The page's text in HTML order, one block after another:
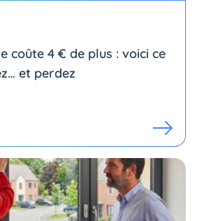
coûte 4 € de plus : voici ce
et perdez